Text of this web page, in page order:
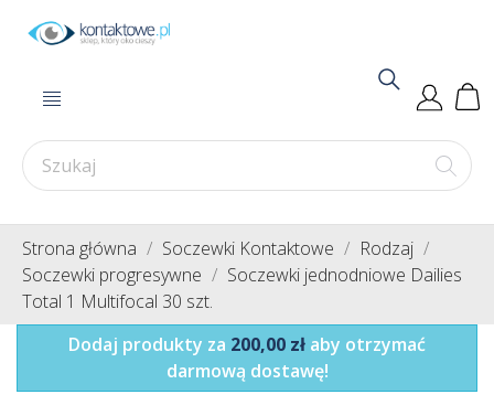
Strona główna Soczewki Kontaktowe
Rodzaj
Soczewki progresywne
Soczewki jednodniowe Dailies
Total 1 Multifocal 30 szt.
Dodaj produkty za 200,00 zł aby otrzymać
darmową dostawę!